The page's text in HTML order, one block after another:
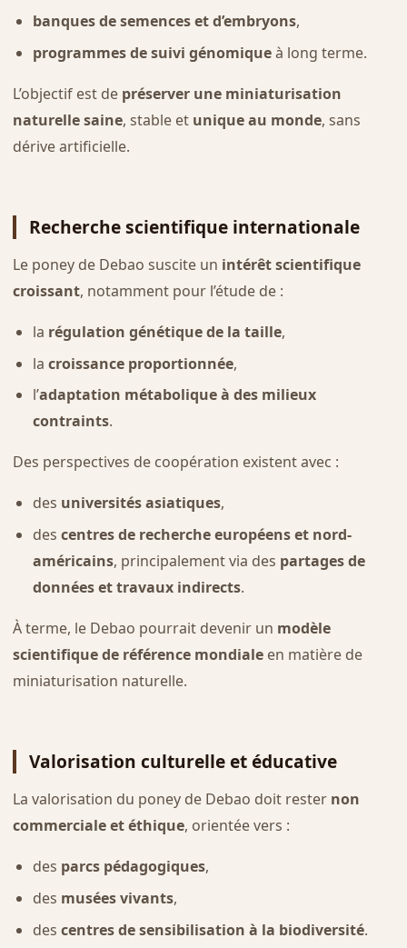
banques de semences et d’embryons,
programmes de suivi génomiqueà long terme.
L’objectif est de préserver une miniaturisation
naturelle saine, stable et unique au monde, sans
dérive artificielle.
Recherche scientifique internationale
Le poney de Debao suscite un intérêt scientifique
croissant, notamment pour l’étude de :
la régulation génétique de la taille,
la croissance proportionnée,
l’adaptation métabolique à des milieux
contraints.
Des perspectives de coopération existent avec :
des universités asiatiques,
des centres de recherche européens et nord-
américains, principalement via des partages de
données et travaux indirects.
À terme, le Debao pourrait devenir un modèle
scientifique de référence mondialeen matière de
miniaturisation naturelle.
Valorisation culturelle et éducative
La valorisation du poney de Debao doit rester non
commerciale et éthique, orientée vers :
des parcs pédagogiques,
des musées vivants,
des centres de sensibilisation à la biodiversité.